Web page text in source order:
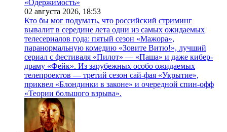
«Одержимость»
02 августа 2026, 18:53
Кто бы мог подумать, что российский стриминг
вывалит в середине лета одни из самых ожидаемых
телесериалов года: пятый сезон «Мажора»,
паранормальную комедию «Зовите Витю!», лучший
сериал с фестиваля «Пилот» — «Паша» и даже кибер-
драму «Фейк». Из зарубежных особо ожидаемых
телепроектов — третий сезон сай-фая «Укрытие»,
приквел «Блондинки в законе» и очередной спин-офф
«Теории большого взрыва».